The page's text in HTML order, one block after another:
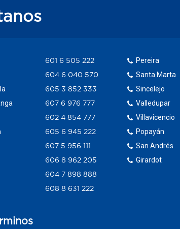
601 6 505 222
604 6 040 570
605 3 852 333
607 6 976 777
602 4 854 777
605 6 945 222
607 5 956 111
606 8 962 205
604 7 898 888
608 8 631 222
Pereira
Santa Marta
Sincelejo
Valledupar
Villavicencio
Popayán
San Andrés
Girardot